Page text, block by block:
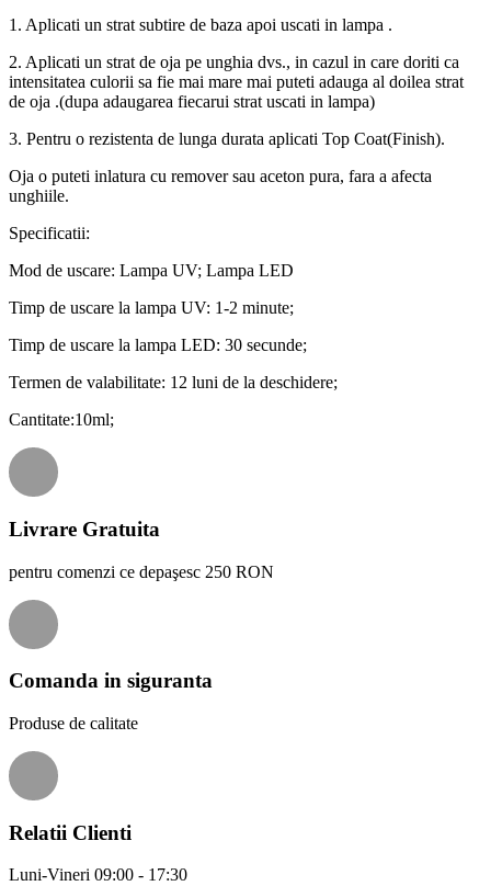
1. Aplicati un strat subtire de baza apoi uscati in lampa .
2. Aplicati un strat de oja pe unghia dvs., in cazul in care doriti ca
intensitatea culorii sa fie mai mare mai puteti adauga al doilea strat
de oja .(dupa adaugarea fiecarui strat uscati in lampa)
3. Pentru o rezistenta de lunga durata aplicati Top Coat(Finish).
Oja o puteti inlatura cu remover sau aceton pura, fara a afecta
unghiile.
Specificatii:
Mod de uscare: Lampa UV; Lampa LED
Timp de uscare la lampa UV: 1-2 minute;
Timp de uscare la lampa LED: 30 secunde;
Termen de valabilitate: 12 luni de la deschidere;
Cantitate:10ml;
Livrare Gratuita
pentru comenzi ce depaşesc 250 RON
Comanda in siguranta
Produse de calitate
Relatii Clienti
Luni-Vineri 09:00 - 17:30